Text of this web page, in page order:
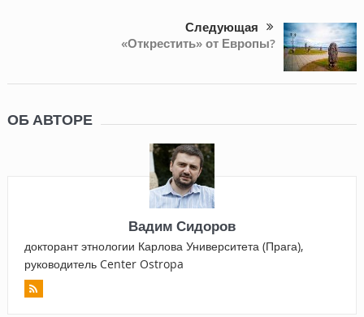
Следующая
«Открестить» от Европы?
ОБ АВТОРЕ
Вадим Сидоров
докторант этнологии Карлова Университета (Прага),
руководитель Center Ostropa